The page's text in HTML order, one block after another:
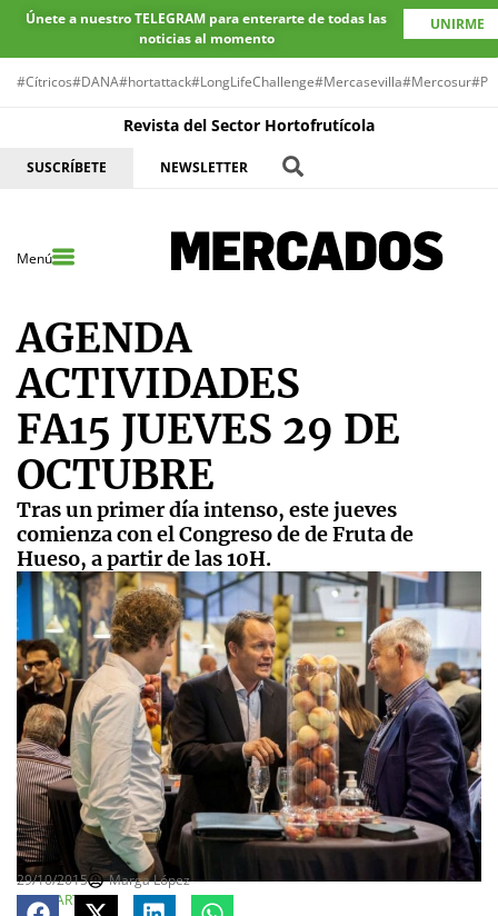
Únete a nuestro TELEGRAM para enterarte de todas las
noticias al momento
UNIRME
#Cítricos#DANA#hortattack#LongLifeChallenge#Mercasevilla#Mercosur
Revista del Sector Hortofrutícola
SUSCRÍBETE NEWSLETTER
Menú
AGENDA
ACTIVIDADES
FA15 JUEVES 29 DE
OCTUBRE
Tras un primer día intenso, este jueves
comienza con el Congreso de de Fruta de
Hueso, a partir de las 10H.
29/10/2015
Marga López
COMPARTE